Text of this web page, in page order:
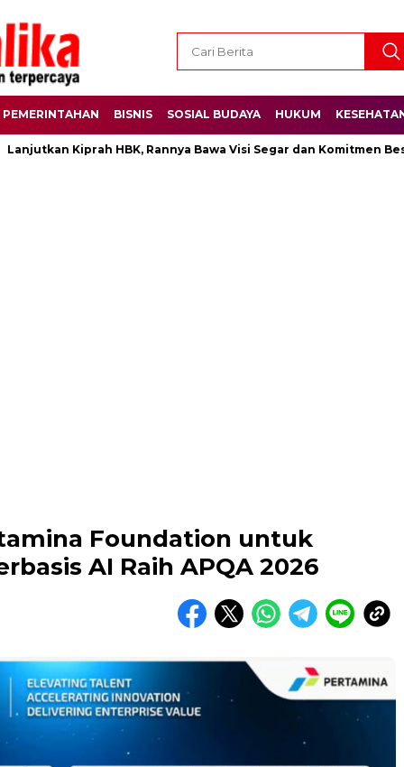
PEMERINTAHAN BISNIS SOSIAL BUDAYA HUKUM
Kiprah HBK, Rannya Bawa Visi Segar dan Komitmen Besar
Foundation untuk
AI Raih APQA 2026